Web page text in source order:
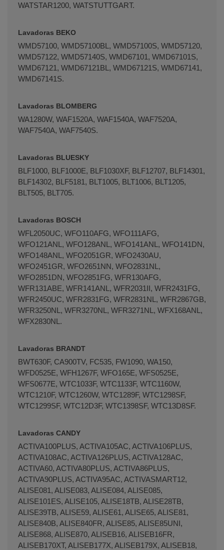
WATSTAR1200, WATSTUTTGART.
Lavadoras BEKO
WMD57100, WMD57100BL, WMD57100S, WMD57120,
WMD57122, WMD57140S, WMD67101, WMD67101S,
WMD67121, WMD67121BL, WMD67121S, WMD67141,
WMD67141S.
Lavadoras BLOMBERG
WA1280W, WAF1520A, WAF1540A, WAF7520A,
WAF7540A, WAF7540S.
Lavadoras BLUESKY
BLF1000, BLF1000E, BLF1030XF, BLF12707, BLF14301,
BLF14302, BLF5181, BLT1005, BLT1006, BLT1205,
BLT505, BLT705.
Lavadoras BOSCH
WFL2050UC, WFO110AFG, WFO111AFG,
WFO121ANL, WFO128ANL, WFO141ANL, WFO141DN,
WFO148ANL, WFO2051GR, WFO2430AU,
WFO2451GR, WFO2651NN, WFO2831NL,
WFO2851DN, WFO2851FG, WFR130AFG,
WFR131ABE, WFR141ANL, WFR2031II, WFR2431FG,
WFR2450UC, WFR2831FG, WFR2831NL, WFR2867GB,
WFR3250NL, WFR3270NL, WFR3271NL, WFX168ANL,
WFX2830NL.
Lavadoras BRANDT
BWT630F, CA900TV, FC535, FW1090, WA150,
WFD0525E, WFH1267F, WFO165E, WFS0525E,
WFS0677E, WTC1033F, WTC1133F, WTC1160W,
WTC1210F, WTC1260W, WTC1289F, WTC1298SF,
WTC1299SF, WTC12D3F, WTC1398SF, WTC13D8SF.
Lavadoras CANDY
ACTIVA100PLUS, ACTIVA105AC, ACTIVA106PLUS,
ACTIVA108AC, ACTIVA126PLUS, ACTIVA128AC,
ACTIVA60, ACTIVA80PLUS, ACTIVA86PLUS,
ACTIVA90PLUS, ACTIVA95AC, ACTIVASMART12,
ALISE081, ALISE083, ALISE084, ALISE085,
ALISE101ES, ALISE105, ALISE18TB, ALISE28TB,
ALISE39TB, ALISE59, ALISE61, ALISE65, ALISE81,
ALISE840B, ALISE840FR, ALISE85, ALISE85UNI,
ALISE868, ALISE870, ALISEB16, ALISEB16FR,
ALISEB170XT, ALISEB177X, ALISEB179X, ALISEB18,